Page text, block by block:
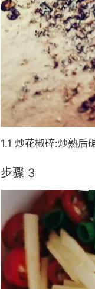
1.1 炒花椒碎:炒熟后
步骤 3